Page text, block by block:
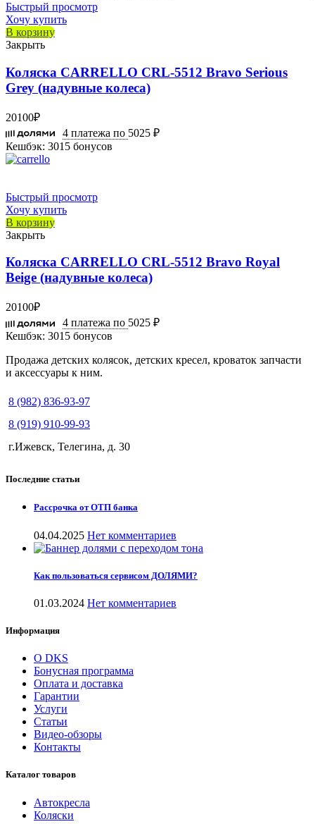
Быстрый просмотр
Хочу купить
В корзину
Закрыть
Коляска CARRELLO CRL-5512 Bravo Serious
Grey (надувные колеса)
20100₽
4 платежа по 5025 ₽
Кешбэк: 3015 бонусов
Быстрый просмотр
Хочу купить
В корзину
Закрыть
Коляска CARRELLO CRL-5512 Bravo Royal
Beige (надувные колеса)
20100₽
4 платежа по 5025 ₽
Кешбэк: 3015 бонусов
Продажа детских колясок, детских кресел, кроваток запчасти
и аксессуары к ним.
8 (982) 836-93-97
8 (919) 910-99-93
г.Ижевск, Телегина, д. 30
Последние статьи
Рассрочка от ОТП банка
04.04.2025 Нет комментариев
Как пользоваться сервисом ДОЛЯМИ?
01.03.2024 Нет комментариев
Информация
О DKS
Бонусная программа
Оплата и доставка
Гарантии
Услуги
Статьи
Видео-обзоры
Контакты
Каталог товаров
Автокресла
Коляски